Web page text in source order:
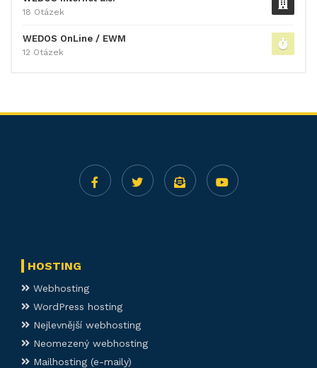
18 Otázek
WEDOS OnLine / EWM
12 Otázek
HOSTING
Webhosting
WordPress hosting
Nejlevnější webhosting
Neomezený webhosting
Mailhosting (e-maily)